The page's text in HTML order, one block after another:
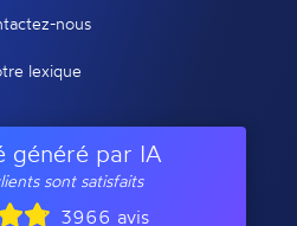
nous
lexique
généré par IA
sont satisfaits
3966 avis